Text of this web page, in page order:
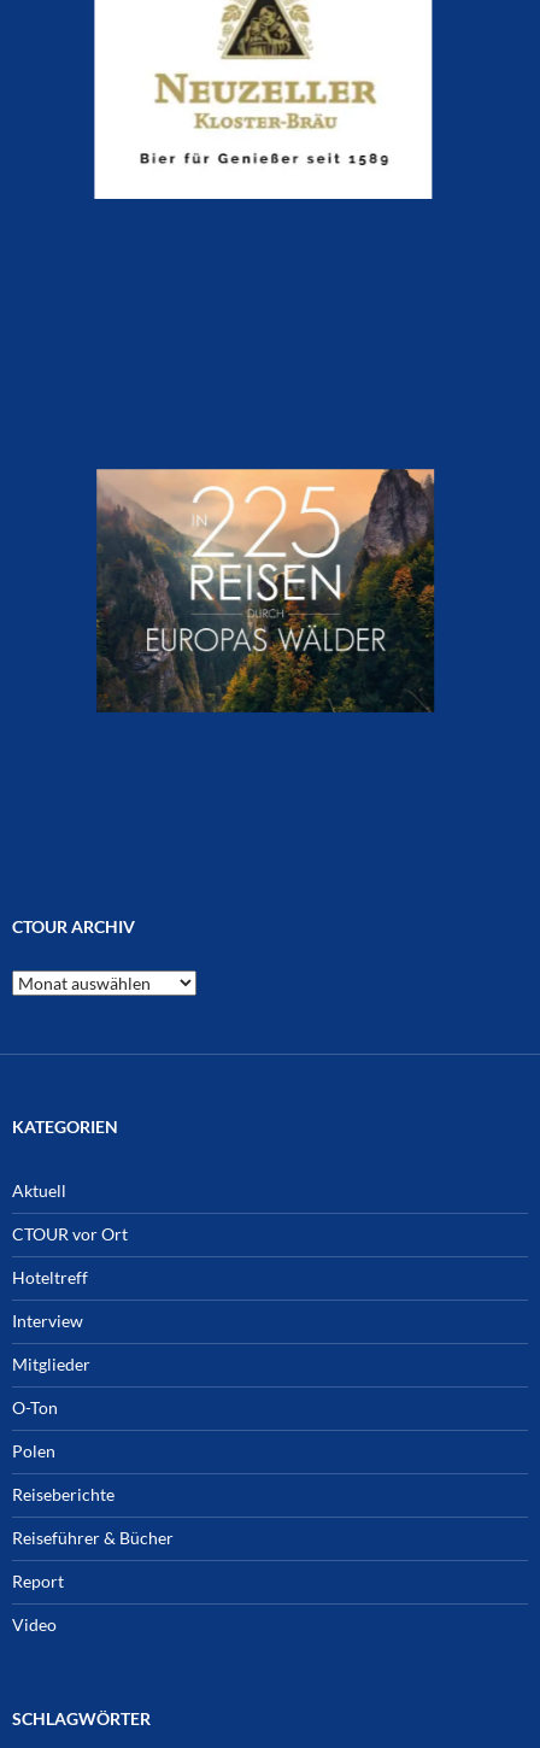
CTOUR ARCHIV
CTOUR
Archiv
KATEGORIEN
Aktuell
CTOUR vor Ort
Hoteltreff
Interview
Mitglieder
O-Ton
Polen
Reiseberichte
Reiseführer & Bücher
Report
Video
SCHLAGWÖRTER